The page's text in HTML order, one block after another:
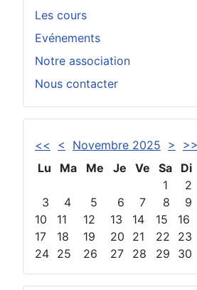
Les cours
Evénements
Notre association
Nous contacter
<< < Novembre 2025 >
>>
Lu
Ma Me Je Ve Sa
Di
1
2
3
4 5 6 7 8
9
10
11 12 13 14 15
16
17
18 19 20 21 22
23
24 25 26 27 28 29 30